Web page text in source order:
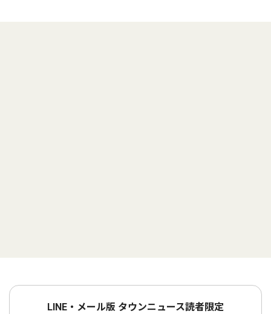
LINE・メール版 タウンニュース読者限定